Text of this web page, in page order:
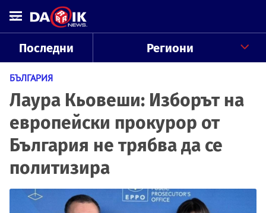
Последни Региони
БЪЛГАРИЯ
Лаура Кьовеши: Изборът на
европейски прокурор от
България не трябва да се
политизира